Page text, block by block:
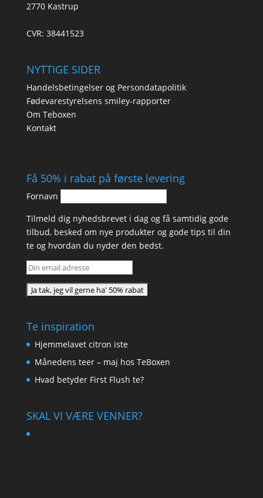
2770 Kastrup
CVR: 38441523
NYTTIGE SIDER
Handelsbetingelser og Persondatapolitik
Fødevarestyrelsens smiley-rapporter
Om Teboxen
Kontakt
Få 50% i rabat på første levering
Fornavn
Tilmeld dig nyhedsbrevet i dag og få samtidig gode
tilbud, besked om nye produkter og gode tips til din
te og hvordan du nyder den bedst.
Te inspiration
Hjemmelavet citron iste
Månedens teer – maj hos TeBoxen
Hvad betyder First Flush te?
SKAL VI VÆRE VENNER?